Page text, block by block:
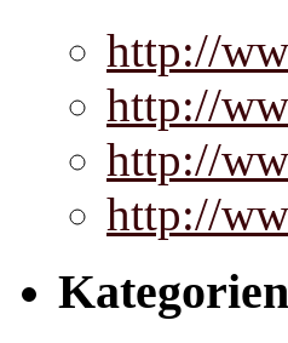
http://
http://
http://
http://
Kategorien